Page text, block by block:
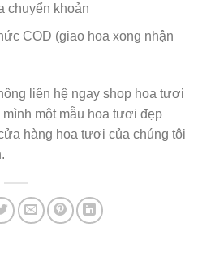
chuyển khoản
COD (giao hoa xong nhận
liên hệ ngay shop hoa tươi
một mẫu hoa tươi đẹp
hàng hoa tươi của chúng tôi